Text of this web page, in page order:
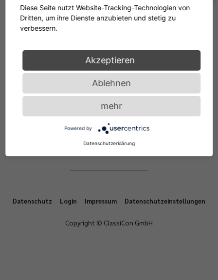
HÄNDLER SUCHEN
Datenschutz Login Impressum Datenschutzeinstellungen
Copyright © ClassiCon GmbH
Diese Seite nutzt Website-Tracking-Technologien von
Dritten, um ihre Dienste anzubieten und stetig zu
verbessern.
Akzeptieren
Ablehnen
mehr
Powered by
Datenschutzerklärung